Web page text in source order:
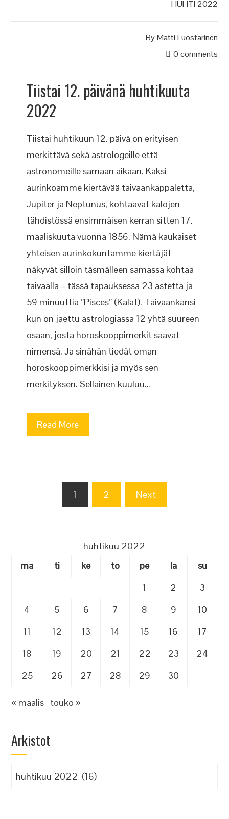
HUHTI 2022
ByMatti Luostarinen
0 comments
Tiistai 12. päivänä huhtikuuta
2022
Tiistai huhtikuun 12. päivä on erityisen
merkittävä sekä astrologeille että
astronomeille samaan aikaan. Kaksi
aurinkoamme kiertävää taivaankappaletta,
Jupiter ja Neptunus, kohtaavat kalojen
tähdistössä ensimmäisen kerran sitten 17.
maaliskuuta vuonna 1856. Nämä kaukaiset
yhteisen aurinkokuntamme kiertäjät
näkyvät silloin täsmälleen samassa kohtaa
taivaalla – tässä tapauksessa 23 astetta ja
59 minuuttia ”Pisces” (Kalat). Taivaankansi
kun on jaettu astrologiassa 12 yhtä suureen
osaan, josta horoskooppimerkit saavat
nimensä. Ja sinähän tiedät oman
horoskooppimerkkisi ja myös sen
merkityksen. Sellainen kuuluu…
Read More
Artikkelien
1 2 Next
huhtikuu 2022
ma
ti ke to pe la
su
1
2
3
4
5 6 7 8 9
10
11
12 13 14 15 16
17
18
19 20 21 22 23
24
25
26 27 28 29 30
« maalis touko »
Arkistot
Arkistot